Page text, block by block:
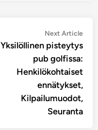
Next Article
Yksilöllinen pisteytys
pub golfissa:
Henkilökohtaiset
ennätykset,
Kilpailumuodot,
Seuranta